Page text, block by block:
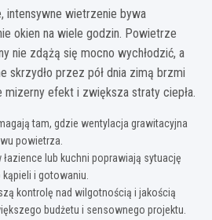
intensywne wietrzenie bywa
okien na wiele godzin. Powietrze
nie zdążą się mocno wychłodzić, a
skrzydło przez pół dnia zimą brzmi
efekt i zwiększa straty ciepła.
tam, gdzie wentylacja grawitacyjna
powietrza.
łazience lub kuchni poprawiają sytuację
i gotowaniu.
kontrolę nad wilgotnością i jakością
budżetu i sensownego projektu.